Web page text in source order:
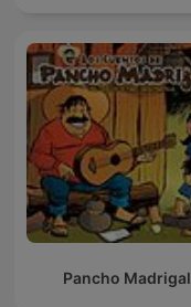
Pancho Madrigal